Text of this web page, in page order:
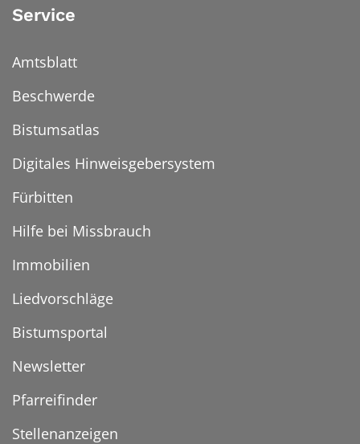
Service
Amtsblatt
Beschwerde
Bistumsatlas
Digitales Hinweisgebersystem
Fürbitten
Hilfe bei Missbrauch
Immobilien
Liedvorschläge
Bistumsportal
Newsletter
Pfarreifinder
Stellenanzeigen